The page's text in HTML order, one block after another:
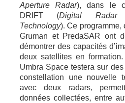
Aperture Radar), dans le
DRIFT (Digital Radar
Technology). Ce programme,
Gruman et PredaSAR ont
démontrer des capacités
deux satellites en
Umbra Space testera sur
constellation une nouvelle
avec deux radars,
données collectées, entre